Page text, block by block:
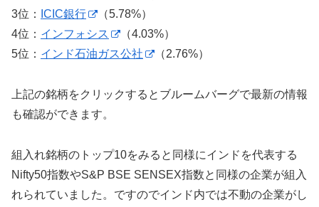
3位：
ICIC銀行
（5.78%）
4位： インフォシス
（4.03%）
5位： インド石油ガス公社 （2.76%）
上記の銘柄をクリックするとブルームバーグで最新の情報
も確認ができます。
組入れ銘柄のトップ10をみると同様にインドを代表する
Nifty50指数やS&P BSE SENSEX指数と同様の企業が組入
れられていました。ですのでインド内では不動の企業がし